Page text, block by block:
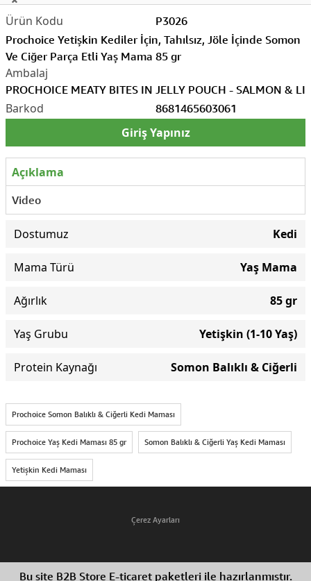
P3026
PROCHOICE MEATY BITES IN JELLY POUCH - SALMON &
Prochoice Yetişkin Kediler İçin, Tahılsız, Jöle İçinde Somon
Ve Ciğer Parça Etli Yaş Mama 85 gr
8681465603061
Giriş Yapınız
Açıklama
Video
Dostumuz Kedi
Mama Türü Yaş Mama
Ağırlık 85 gr
Yaş Grubu Yetişkin (1-10 Yaş)
Protein Kaynağı Somon Balıklı & Ciğerli
Prochoice Somon Balıklı & Ciğerli Kedi Maması
Prochoice Yaş Kedi Maması 85 gr Somon Balıklı & Ciğerli Yaş Kedi Maması
Yetişkin Kedi Maması
Çerez Ayarları
Bu site B2B Store E-ticaret paketleri ile hazırlanmıştır.